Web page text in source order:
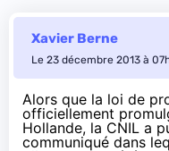
Xavier Berne
Le 23 décembre 2013 à
Alors que la loi de
officiellement
Hollande, la CNIL a
communiqué dans